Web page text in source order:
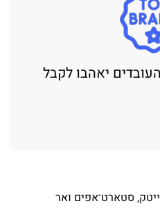
יאהבו לקבל
סטארט־אפים ואר